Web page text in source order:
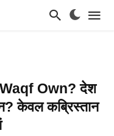
Own? देश
केवल कब्रिस्तान